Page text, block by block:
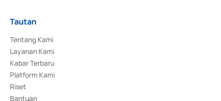
Tautan
Tentang Kami
Layanan Kami
Kabar Terbaru
Platform Kami
Riset
Bantuan